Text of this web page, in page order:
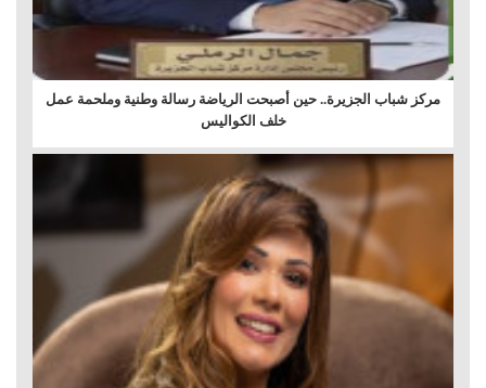
مركز شباب الجزيرة.. حين أصبحت الرياضة رسالة وطنية وملحمة عمل
خلف الكواليس